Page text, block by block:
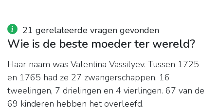
21 gerelateerde vragen gevonden
Wie is de beste moeder ter wereld?
Haar naam was Valentina Vassilyev. Tussen 1725
en 1765 had ze 27 zwangerschappen. 16
tweelingen, 7 drielingen en 4 vierlingen. 67 van de
69 kinderen hebben het overleefd.